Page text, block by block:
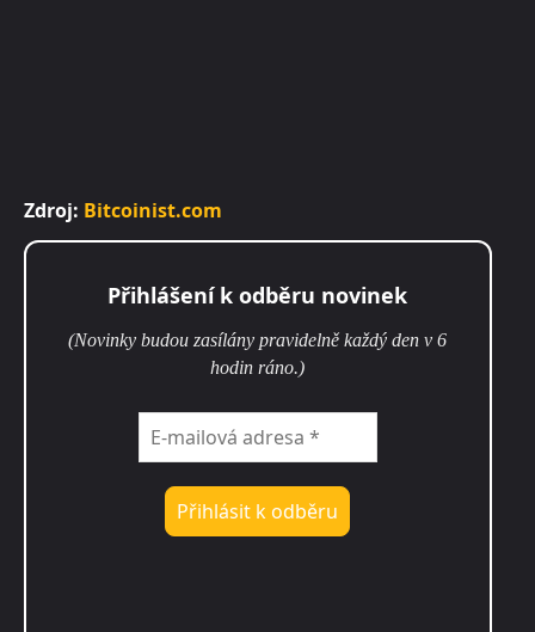
Zdroj: Bitcoinist.com
Přihlášení k odběru novinek
(Novinky budou zasílány pravidelně každý den v 6
hodin ráno.)